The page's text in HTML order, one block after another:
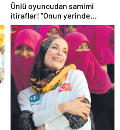
Ünlü oyuncudan samimi
itiraflar! “Onun yerinde
olsaydım diye çok düşündüm”